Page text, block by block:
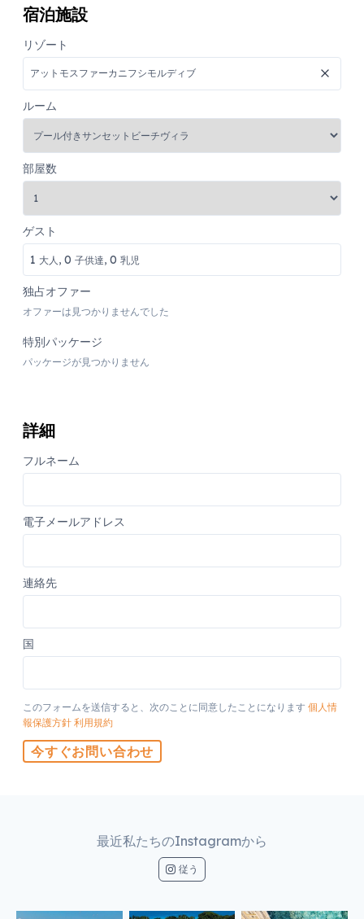
宿泊施設
リゾート
ルーム
部屋数
ゲスト
1 大人, 0 子供達, 0 乳児
独占オファー
オファーは見つかりませんでした
特別パッケージ
パッケージが見つかりません
詳細
フルネーム
電子メールアドレス
連絡先
国
このフォームを送信すると、次のことに同意したことになります 個人情
報保護方針 利用規約
今すぐお問い合わせ
最近私たちのInstagramから
従う